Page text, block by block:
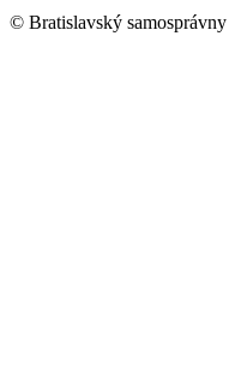
© Bratislavský